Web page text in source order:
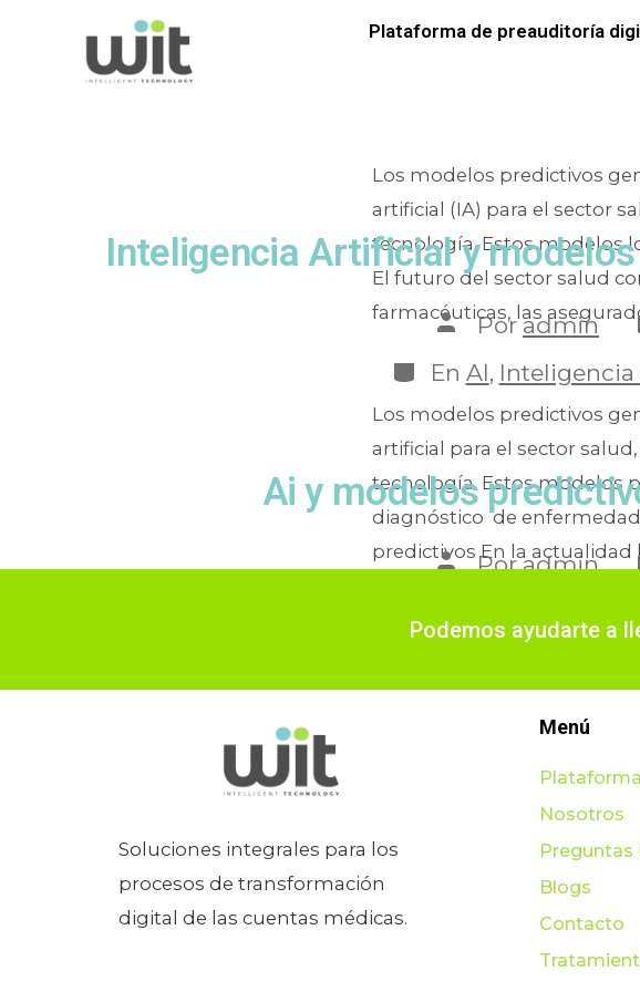
Plataforma de preauditoría
Etiqueta:
Inteligencia Artificial y
Poradmin
En AI,
Los modelos predictivos
artificial (IA) para el sector
tecnología. Estos modelos
El futuro del sector salud
farmacéuticas, las
Ai y modelos
Poradmin
automatización,
Los modelos predictivos
artificial para el sector
tecnología. Estos modelos
diagnóstico de
predictivos En la actualidad
Podemos ayudarte a
Soluciones integrales para los
procesos de transformación
digital de las cuentas médicas.
Menú
Nosotros
Preguntas
Blogs
Contacto